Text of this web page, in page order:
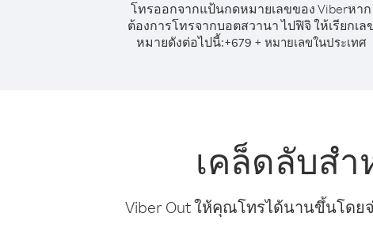
โทรออกจากแป้นกดหมายเลขของ Viberหาก
ต้องการโทรจากบอตสวานา ไปฟิจิ ให้เรียกเล
หมายดังต่อไปนี้:+679 + หมายเลขในประเทศ
เคล็ดลับส
Viber Out ให้คุณโทรได้นานขึ้นโดย